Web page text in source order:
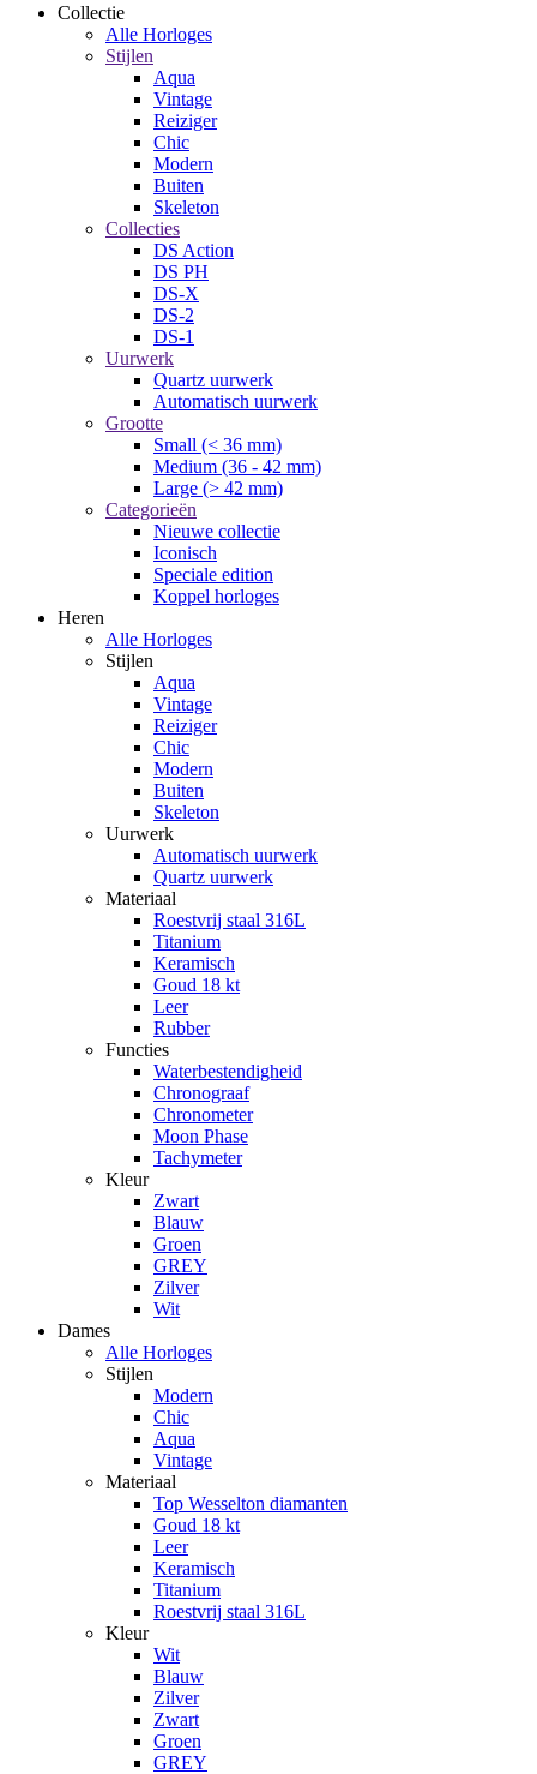
Collectie
Alle Horloges
Stijlen
Aqua
Vintage
Reiziger
Chic
Modern
Buiten
Skeleton
Collecties
DS Action
DS PH
DS-X
DS-2
DS-1
Uurwerk
Quartz uurwerk
Automatisch uurwerk
Grootte
Small (< 36 mm)
Medium (36 - 42 mm)
Large (> 42 mm)
Categorieën
Nieuwe collectie
Iconisch
Speciale edition
Koppel horloges
Heren
Alle Horloges
Stijlen
Aqua
Vintage
Reiziger
Chic
Modern
Buiten
Skeleton
Uurwerk
Automatisch uurwerk
Quartz uurwerk
Materiaal
Roestvrij staal 316L
Titanium
Keramisch
Goud 18 kt
Leer
Rubber
Functies
Waterbestendigheid
Chronograaf
Chronometer
Moon Phase
Tachymeter
Kleur
Zwart
Blauw
Groen
GREY
Zilver
Wit
Dames
Alle Horloges
Stijlen
Modern
Chic
Aqua
Vintage
Materiaal
Top Wesselton diamanten
Goud 18 kt
Leer
Keramisch
Titanium
Roestvrij staal 316L
Kleur
Wit
Blauw
Zilver
Zwart
Groen
GREY